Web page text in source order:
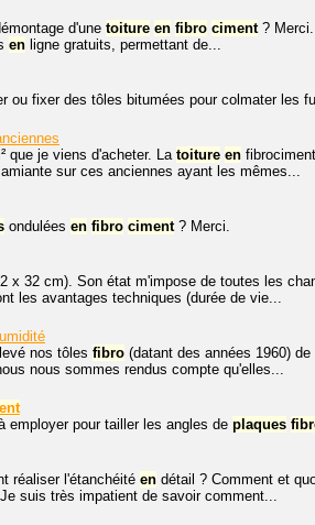
d'une toiture en fibro ciment? Merci.
en ligne gratuits, permettant de...
ou fixer des tôles bitumées pour colmater les
que je viens d'acheter. La toiture en
sur ces anciennes ayant les mêmes...
ondulées en fibro ciment? Merci.
x 32 cm). Son état m'impose de toutes les
les avantages techniques (durée de vie...
nos tôles fibro (datant des années 1960) de
nous sommes rendus compte qu'elles...
employer pour tailler les angles de plaques
réaliser l'étanchéité en détail ? Comment et
suis très impatient de savoir comment...